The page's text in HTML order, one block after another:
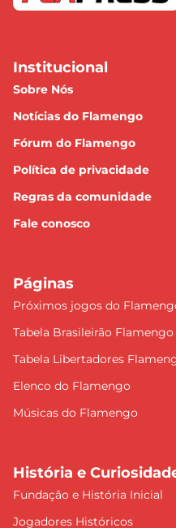
Institucional
Sobre Nós
Notícias do Flamengo
Fórum do Flamengo
Política de privacidade
Regras da comunidade
Fale conosco
Páginas
Próximos jogos do
Tabela Brasileirão Flamengo
Tabela Libertadores
Elenco do Flamengo
Músicas do Flamengo
História e
Fundação e História Inicial
Jogadores Históricos